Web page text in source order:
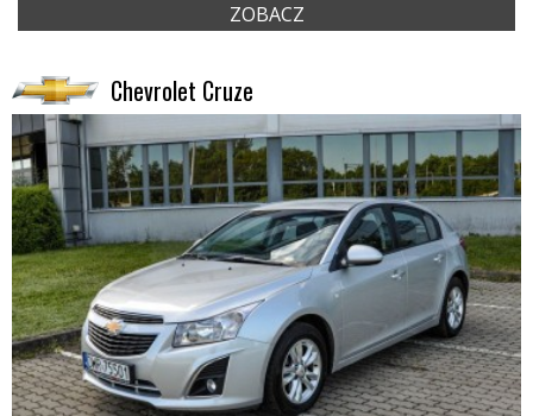
ZOBACZ
Chevrolet Cruze